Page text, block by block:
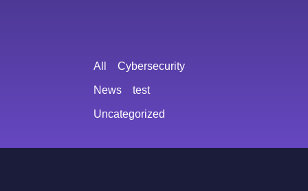
Cybersecurity
News test
Uncategorized
All